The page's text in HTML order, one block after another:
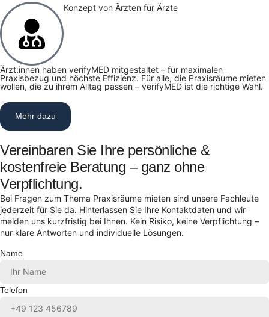
Konzept von Ärzten für Ärzte
Ärzt:innen haben verifyMED mitgestaltet – für maximalen
Praxisbezug und höchste Effizienz. Für alle, die Praxisräume mieten
wollen, die zu ihrem Alltag passen – verifyMED ist die richtige Wahl.
Mehr dazu
Vereinbaren Sie Ihre persönliche &
kostenfreie Beratung – ganz ohne
Verpflichtung.
Bei Fragen zum Thema Praxisräume mieten sind unsere Fachleute
jederzeit für Sie da. Hinterlassen Sie Ihre Kontaktdaten und wir
melden uns kurzfristig bei Ihnen. Kein Risiko, keine Verpflichtung –
nur klare Antworten und individuelle Lösungen.
Name
Telefon